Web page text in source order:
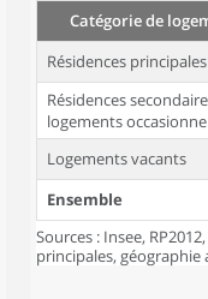
Catégorie de
Résidences principales
Résidences
logements
Logements vacants
Ensemble
Sources : Insee,
principales, géographie